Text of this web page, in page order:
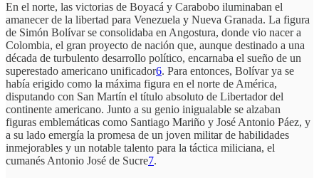
En el norte, las victorias de Boyacá y Carabobo iluminaban el
amanecer de la libertad para Venezuela y Nueva Granada. La figura
de Simón Bolívar se consolidaba en Angostura, donde vio nacer a
Colombia, el gran proyecto de nación que, aunque destinado a una
década de turbulento desarrollo político, encarnaba el sueño de un
superestado americano unificador6. Para entonces, Bolívar ya se
había erigido como la máxima figura en el norte de América,
disputando con San Martín el título absoluto de Libertador del
continente americano. Junto a su genio inigualable se alzaban
figuras emblemáticas como Santiago Mariño y José Antonio Páez, y
a su lado emergía la promesa de un joven militar de habilidades
inmejorables y un notable talento para la táctica miliciana, el
cumanés Antonio José de Sucre7.